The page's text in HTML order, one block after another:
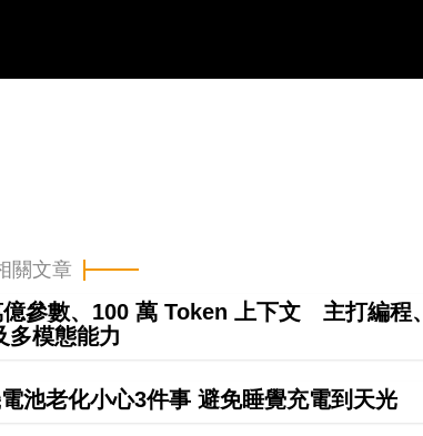
關文章
參數、100 萬 Token 上下文 主打編程、
多模態能力
池老化小心3件事 避免睡覺充電到天光